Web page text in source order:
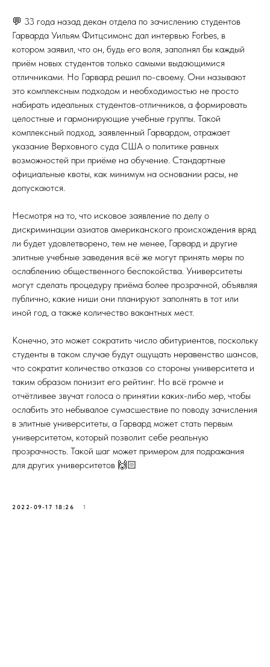
💬 33 года назад декан отдела по зачислению студентов
Гарварда Уильям Фитцсимонс дал интервью Forbes, в
котором заявил, что он, будь его воля, заполнял бы каждый
приём новых студентов только самыми выдающимися
отличниками. Но Гарвард решил по-своему. Они называют
это комплексным подходом и необходимостью не просто
набирать идеальных студентов-отличников, а формировать
целостные и гармонирующие учебные группы. Такой
комплексный подход, заявленный Гарвардом, отражает
указание Верховного суда США о политике равных
возможностей при приёме на обучение. Стандартные
официальные квоты, как минимум на основании расы, не
допускаются.
Несмотря на то, что исковое заявление по делу о
дискриминации азиатов американского происхождения вряд
ли будет удовлетворено, тем не менее, Гарвард и другие
элитные учебные заведения всё же могут принять меры по
ослаблению общественного беспокойства. Университеты
могут сделать процедуру приёма более прозрачной, объявляя
публично, какие ниши они планируют заполнять в тот или
иной год, а также количество вакантных мест.
Конечно, это может сократить число абитуриентов, поскольку
студенты в таком случае будут ощущать неравенство шансов,
что сократит количество отказов со стороны университета и
таким образом понизит его рейтинг. Но всё громче и
отчётливее звучат голоса о принятии каких-либо мер, чтобы
ослабить это небывалое сумасшествие по поводу зачисления
в элитные университеты, а Гарвард может стать первым
университетом, который позволит себе реальную
прозрачность. Такой шаг может примером для подражания
для других университетов 🙌🏻
2022-09-17 18:26 1